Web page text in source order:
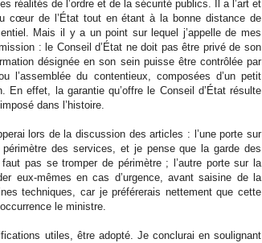
réalités de l’ordre et de la sécurité publics. Il a l’art et
cœur de l’État tout en étant à la bonne distance de
Mais il y a un point sur lequel j’appelle de mes
: le Conseil d’État ne doit pas être privé de son
désignée en son sein puisse être contrôlée par
l’assemblée du contentieux, composées d’un petit
En effet, la garantie qu’offre le Conseil d’État résulte
dans l’histoire.
lors de la discussion des articles : l’une porte sur
périmètre des services, et je pense que la garde des
pas se tromper de périmètre ; l’autre porte sur la
eux-mêmes en cas d’urgence, avant saisine de la
techniques, car je préférerais nettement que cette
le ministre.
utiles, être adopté. Je conclurai en soulignant